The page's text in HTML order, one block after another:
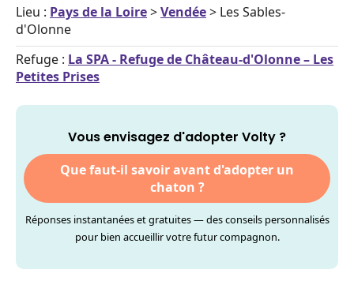
Lieu : Pays de la Loire>Vendée> Les Sables-
d'Olonne
Refuge : La SPA - Refuge de Château-d'Olonne – Les
Petites Prises
Vous envisagez d'adopter Volty ?
Que faut-il savoir avant d'adopter un
chaton ?
Réponses instantanées et gratuites — des conseils personnalisés
pour bien accueillir votre futur compagnon.